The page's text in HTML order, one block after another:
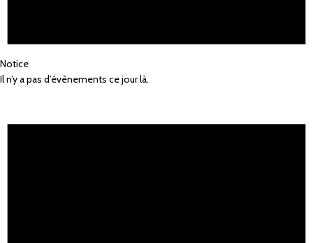
Notice
Il n’y a pas d’évènements ce jour là.